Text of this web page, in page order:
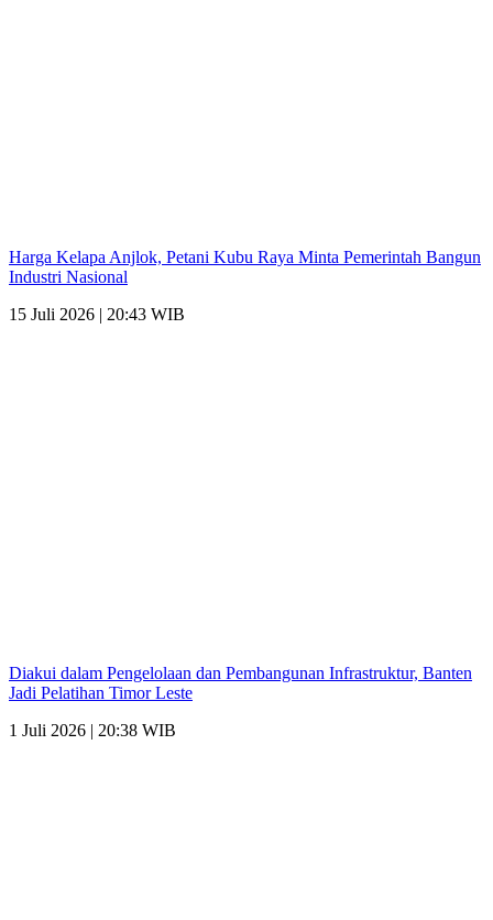
Harga Kelapa Anjlok, Petani Kubu Raya Minta Pemerintah Bangun
Industri Nasional
15 Juli 2026 | 20:43 WIB
Diakui dalam Pengelolaan dan Pembangunan Infrastruktur, Banten
Jadi Pelatihan Timor Leste
1 Juli 2026 | 20:38 WIB